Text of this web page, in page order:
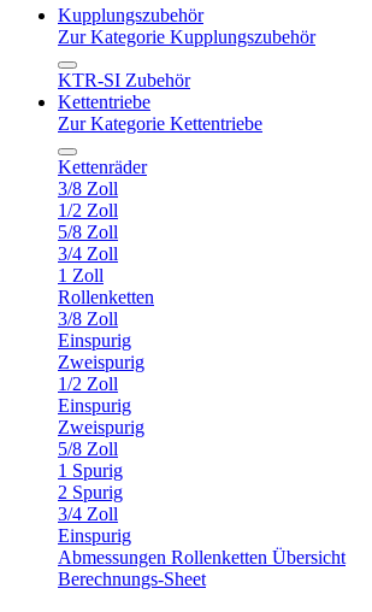
Kupplungszubehör
Zur Kategorie Kupplungszubehör
KTR-SI Zubehör
Kettentriebe
Zur Kategorie Kettentriebe
Kettenräder
3/8 Zoll
1/2 Zoll
5/8 Zoll
3/4 Zoll
1 Zoll
Rollenketten
3/8 Zoll
Einspurig
Zweispurig
1/2 Zoll
Einspurig
Zweispurig
5/8 Zoll
1 Spurig
2 Spurig
3/4 Zoll
Einspurig
Abmessungen Rollenketten Übersicht
Berechnungs-Sheet